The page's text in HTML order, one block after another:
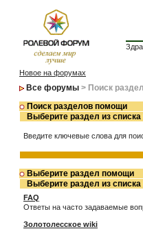
Новое на форумах
Все форумы > Поиск
Поиск разделов помощи
Выберите раздел из
Введите ключевые слова для
Выберите раздел помощи
Выберите раздел из
FAQ
Ответы на часто задаваемые
Золотолесское wiki